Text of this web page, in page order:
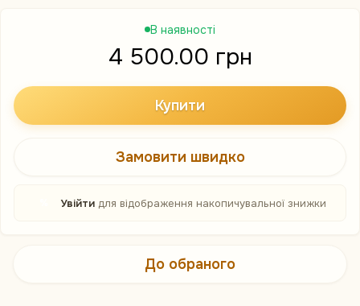
В наявності
4 500.00 грн
Купити
Замовити швидко
Увійтидля відображення накопичувальної знижки
До обраного